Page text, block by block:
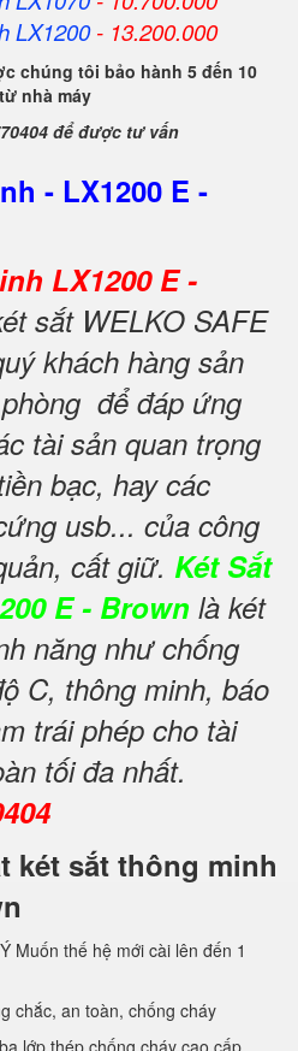
LX1200- 13.200.000
chúng tôi bảo hành 5 đến 10
nhà máy
để được tư vấn
- LX1200 E -
LX1200 E -
sắt WELKO SAFE
khách hàng sản
để đáp ứng
tài sản quan trọng
bạc, hay các
usb... của công
cất giữ. Két Sắt
E - Brown là két
năng như chống
C, thông minh, báo
trái phép cho tài
tối đa nhất.
két sắt thông minh
Muốn thế hệ mới cài lên đến 1
chắc, an toàn, chống cháy
lớp thép chống cháy cao cấp